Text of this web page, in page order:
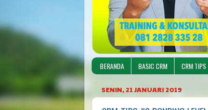
BERANDA BASIC CRM CRM TIPS
SENIN, 21 JANUARI 2019